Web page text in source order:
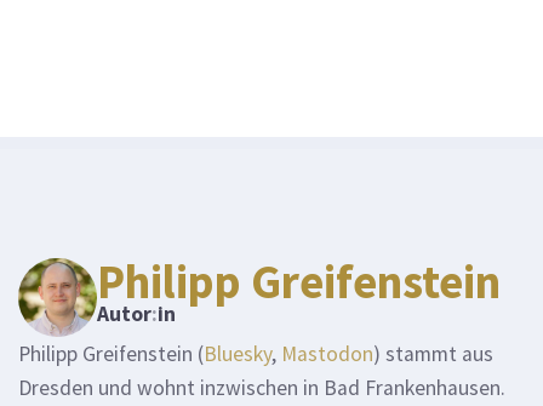
Philipp Greifenstein
Autor:in
Philipp Greifenstein (Bluesky, Mastodon) stammt aus
Dresden und wohnt inzwischen in Bad Frankenhausen.